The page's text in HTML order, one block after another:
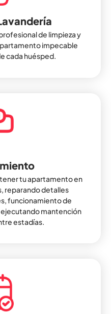
de limpieza y
impecable
cada huésped.
tu apartamento en
reparando detalles
funcionamiento de
mantención
estadías.